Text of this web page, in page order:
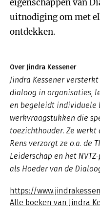
eigenschappen van
uitnodiging om met
ontdekken.
Over Jindra Kessener
Jindra Kessener
dialoog in organisaties,
en begeleidt individuele
werkvraagstukken die
toezichthouder. Ze werkt
Rens verzorgt ze o.a. de
Leiderschap en het
als Hoeder van de
https://
Alle boeken van Jindra